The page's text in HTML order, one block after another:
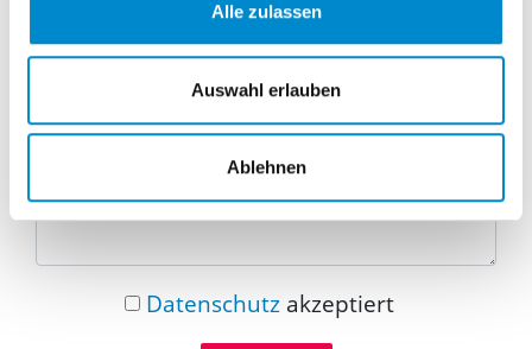
Alle zulassen
Auswahl erlauben
Ablehnen
Nachricht
Datenschutzakzeptiert